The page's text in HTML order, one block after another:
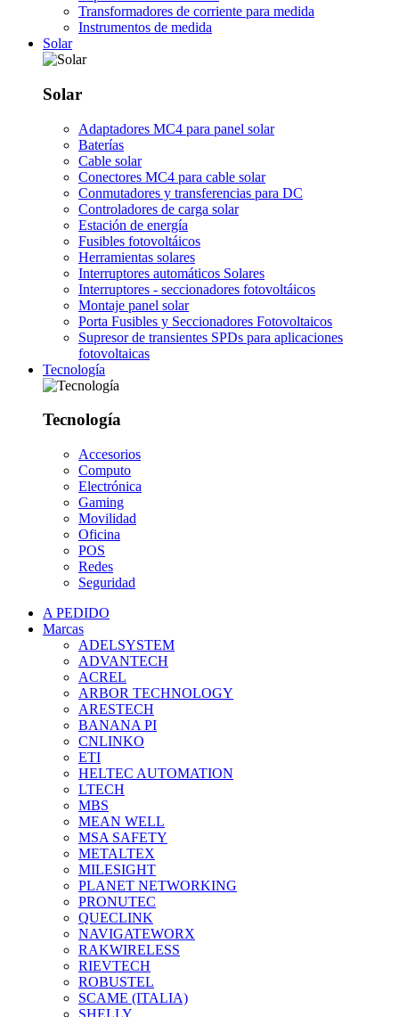
Transformadores de corriente para medida
Instrumentos de medida
Solar
Solar
Adaptadores MC4 para panel solar
Baterías
Cable solar
Conectores MC4 para cable solar
Conmutadores y transferencias para DC
Controladores de carga solar
Estación de energía
Fusibles fotovoltáicos
Herramientas solares
Interruptores automáticos Solares
Interruptores - seccionadores fotovoltáicos
Montaje panel solar
Porta Fusibles y Seccionadores Fotovoltaicos
Supresor de transientes SPDs para aplicaciones
fotovoltaicas
Tecnología
Tecnología
Accesorios
Computo
Electrónica
Gaming
Movilidad
Oficina
POS
Redes
Seguridad
A PEDIDO
Marcas
ADELSYSTEM
ADVANTECH
ACREL
ARBOR TECHNOLOGY
ARESTECH
BANANA PI
CNLINKO
ETI
HELTEC AUTOMATION
LTECH
MBS
MEAN WELL
MSA SAFETY
METALTEX
MILESIGHT
PLANET NETWORKING
PRONUTEC
QUECLINK
NAVIGATEWORX
RAKWIRELESS
RIEVTECH
ROBUSTEL
SCAME (ITALIA)
SHELLY